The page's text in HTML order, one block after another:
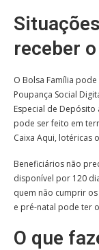
receber
O Bolsa Família
Poupança Social
Especial de Depósito
pode ser feito em
Caixa Aqui, lotéricas
Beneficiários não
disponível por 120
quem não cumprir
e pré-natal pode ter
O que